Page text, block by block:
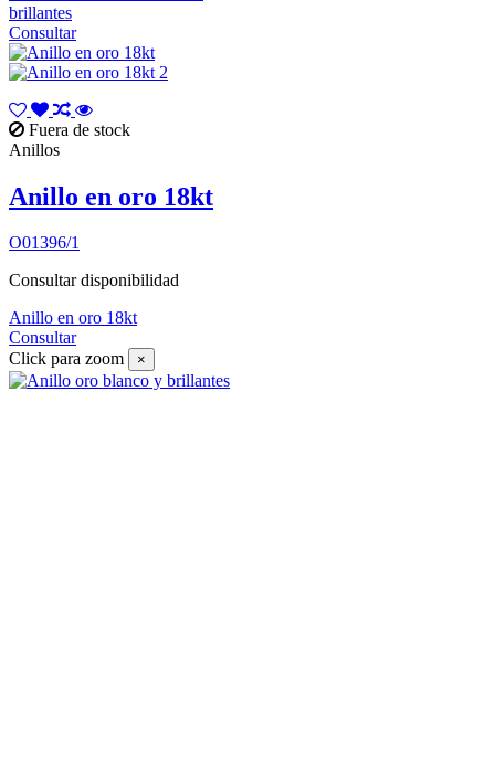
brillantes
Consultar
Fuera de stock
Anillos
Anillo en oro 18kt
O01396/1
Consultar disponibilidad
Anillo en oro 18kt
Consultar
Click para zoom
×